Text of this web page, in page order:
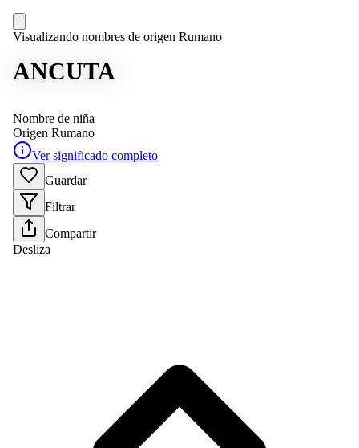
Visualizando nombres de origen Rumano
ANCUTA
Nombre de niña
Origen Rumano
Ver significado completo
Guardar
Filtrar
Compartir
Desliza